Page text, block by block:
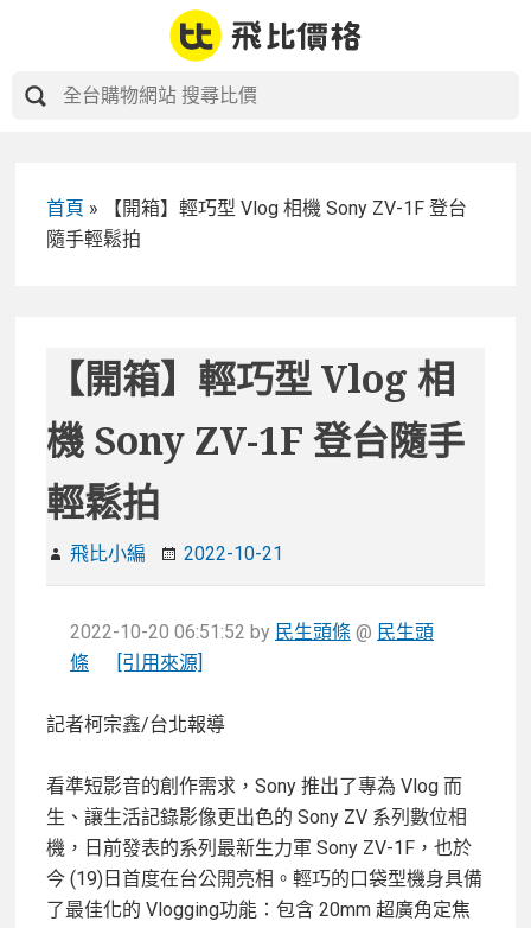
首頁 »
【開箱】輕巧型 Vlog 相機 Sony ZV-1F 登台
隨手輕鬆拍
【開箱】輕巧型 Vlog 相
機 Sony ZV-1F 登台隨手
輕鬆拍
飛比小編 2022-10-21
2022-10-20 06:51:52 by 民生頭條 @ 民生頭
條
[引用來源]
記者柯宗鑫/台北報導
看準短影音的創作需求，Sony 推出了專為 Vlog 而
生、讓生活記錄影像更出色的 Sony ZV 系列數位相
機，日前發表的系列最新生力軍 Sony ZV-1F，也於
今 (19)日首度在台公開亮相。輕巧的口袋型機身具備
了最佳化的 Vlogging功能：包含 20mm 超廣角定焦